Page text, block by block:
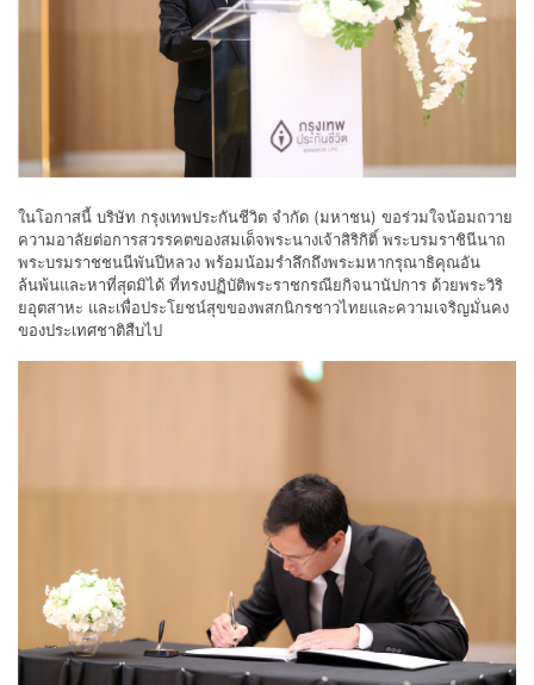
ในโอกาสนี้ บริษัท กรุงเทพประกันชีวิต จำกัด (มหาชน) ขอร่วมใจน้อมถวาย
ความอาลัยต่อการสวรรคตของสมเด็จพระนางเจ้าสิริกิติ์ พระบรมราชินีนาถ
พระบรมราชชนนีพันปีหลวง พร้อมน้อมรำลึกถึงพระมหากรุณาธิคุณอัน
ล้นพ้นและหาที่สุดมิได้ ที่ทรงปฏิบัติพระราชกรณียกิจนานัปการ ด้วยพระวิริ
ยอุตสาหะ และเพื่อประโยชน์สุขของพสกนิกรชาวไทยและความเจริญมั่นคง
ของประเทศชาติสืบไป